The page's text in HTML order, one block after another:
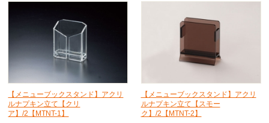
【メニューブックスタンド】アクリ
ルナプキン立て【クリ
ア】/2【MTNT-1】
【メニューブックスタンド】アクリ
ルナプキン立て【スモー
ク】/2【MTNT-2】